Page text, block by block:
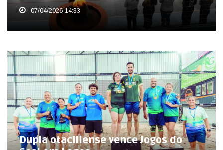
07/04/2026 14:33
Dupla otaciliense vence Jogos do